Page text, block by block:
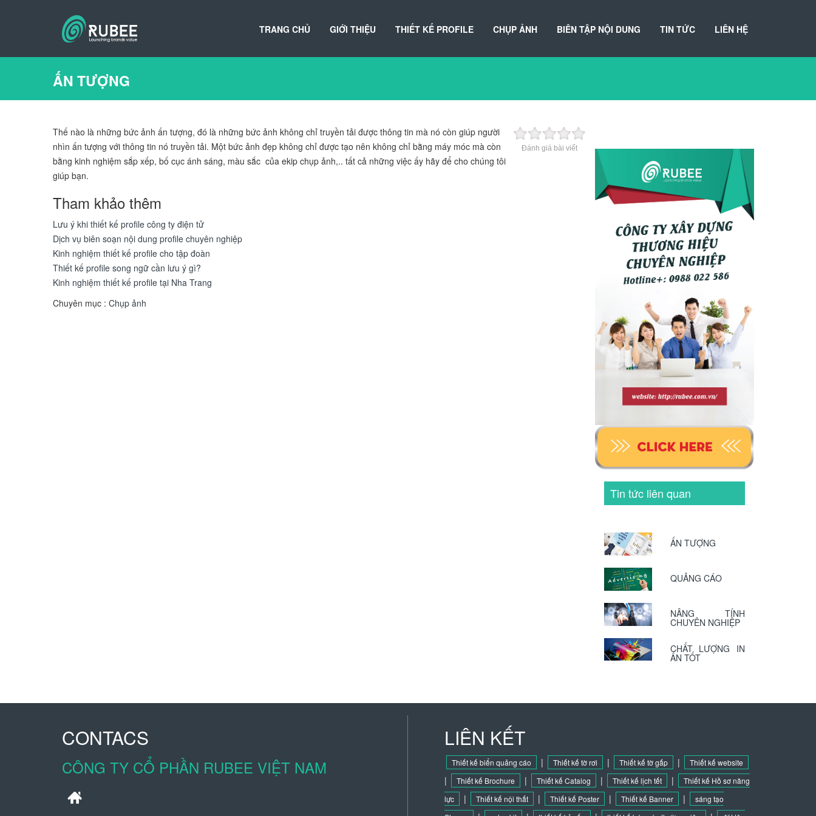
TRANG CHỦ GIỚI THIỆU THIẾT KẾ PROFILE CHỤP ẢNH BIÊN TẬP NỘI DUNG TIN TỨC LIÊN HỆ
ẤN TƯỢNG
Đánh giá bài viết
Thế nào là những bức ảnh ấn tượng, đó là những bức ảnh không chỉ truyền tải được thông tin mà nó còn giúp người
nhìn ấn tượng với thông tin nó truyền tải. Một bức ảnh đẹp không chỉ được tạo nên không chỉ bằng máy móc mà còn
bằng kinh nghiệm sắp xếp, bố cục ánh sáng, màu sắc của ekip chụp ảnh,.. tất cả những việc ấy hãy để cho chúng tôi
giúp bạn.
Tham khảo thêm
Lưu ý khi thiết kế profile công ty điện tử
Dịch vụ biên soạn nội dung profile chuyên nghiệp
Kinh nghiệm thiết kế profile cho tập đoàn
Thiết kế profile song ngữ cần lưu ý gì?
Kinh nghiệm thiết kế profile tại Nha Trang
Chuyên mục : Chụp ảnh
Tin tức liên quan
ẤN TƯỢNG
QUẢNG CÁO
NÂNG TÍNH
CHUYÊN NGHIỆP
CHẤT LƯỢNG IN
ẤN TỐT
CONTACS
CÔNG TY CỔ PHẦN RUBEE VIỆT NAM
LIÊN KẾT
Thiết kế biển quảng cáo | Thiết kế tờ rơi | Thiết kế tờ gấp | Thiết kế website
| Thiết kế Brochure | Thiết kế Catalog | Thiết kế lịch tết |
Thiết kế Hồ sơ năng
lực
| Thiết kế nội thất | Thiết kế Poster | Thiết kế Banner |
sáng tạo